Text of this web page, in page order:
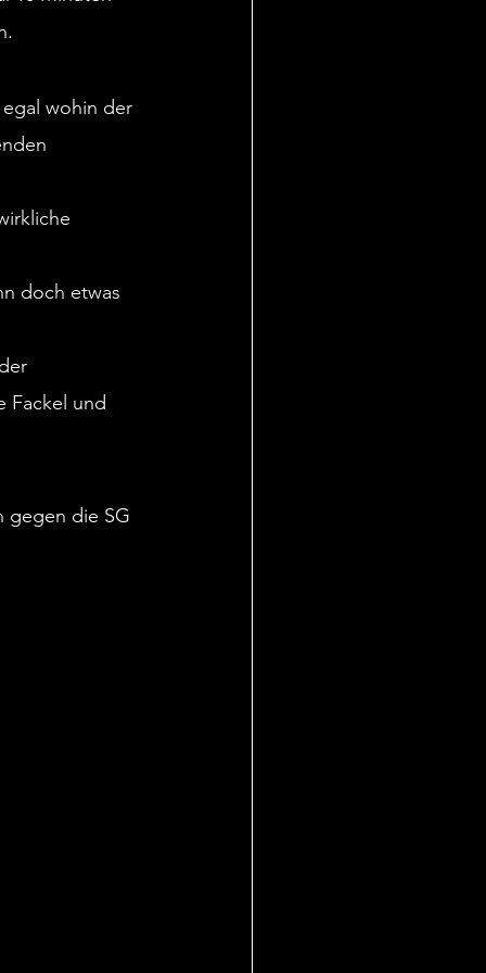
Jahr gehört
ging heute
auch das letzte
Hälfte brach
der Block LP
glänzen, während
der Partie noch
sich an diesem
anzugreifen.
den Aufstieg 2
Duell aber die doch
wieder
wohin der
doch etwas
Fackel und
gegen die SG